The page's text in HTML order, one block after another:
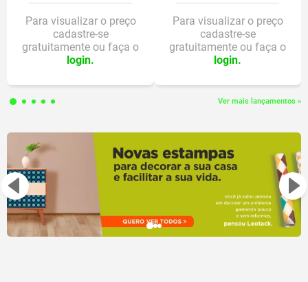
- Fio com tamanho de 1,2 metros, para maior mobilidade;
- Design ergonômetro e ambidestro.
Para visualizar o preço
cadastre-se
gratuitamente ou faça o
login.
Para visualizar o preço
cadastre-se
gratuitamente ou faça o
login.
Ver mais lançamentos »